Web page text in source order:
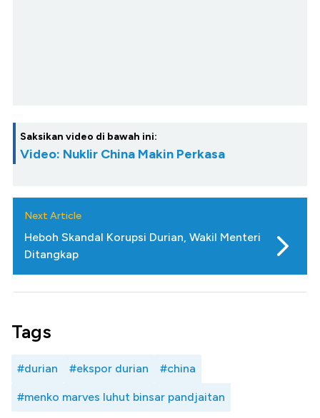
Saksikan video di bawah ini:
Video: Nuklir China Makin Perkasa
Next Article
Heboh Skandal Korupsi Durian, Wakil Menteri
Ditangkap
Tags
#durian #ekspor durian #china
#menko marves luhut binsar pandjaitan